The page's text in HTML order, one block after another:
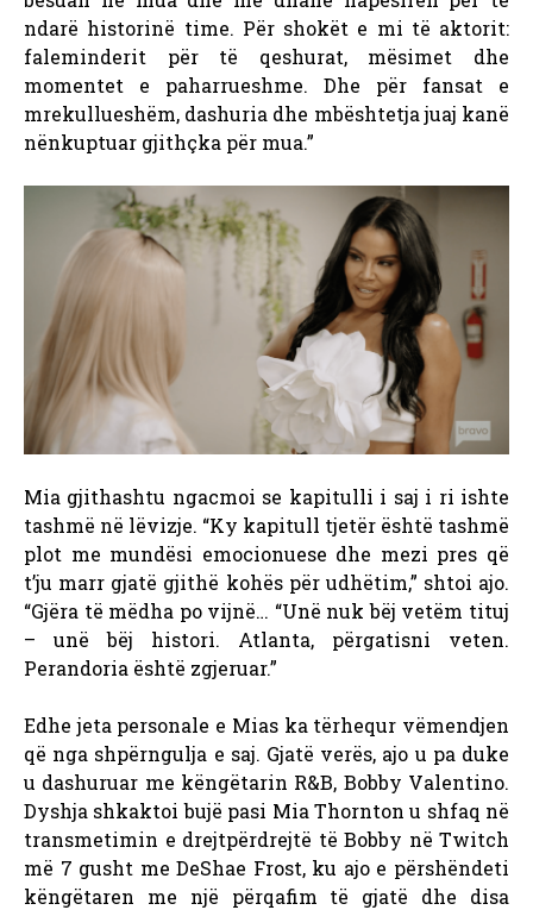
ndarë historinë time. Për shokët e mi të aktorit:
faleminderit për të qeshurat, mësimet dhe
momentet e paharrueshme. Dhe për fansat e
mrekullueshëm, dashuria dhe mbështetja juaj kanë
nënkuptuar gjithçka për mua.”
Mia gjithashtu ngacmoi se kapitulli i saj i ri ishte
tashmë në lëvizje. “Ky kapitull tjetër është tashmë
plot me mundësi emocionuese dhe mezi pres që
t’ju marr gjatë gjithë kohës për udhëtim,” shtoi ajo.
“Gjëra të mëdha po vijnë… “Unë nuk bëj vetëm tituj
– unë bëj histori. Atlanta, përgatisni veten.
Perandoria është zgjeruar.”
Edhe jeta personale e Mias ka tërhequr vëmendjen
që nga shpërngulja e saj. Gjatë verës, ajo u pa duke
u dashuruar me këngëtarin R&B, Bobby Valentino.
Dyshja shkaktoi bujë pasi Mia Thornton u shfaq në
transmetimin e drejtpërdrejtë të Bobby në Twitch
më 7 gusht me DeShae Frost, ku ajo e përshëndeti
këngëtaren me një përqafim të gjatë dhe disa